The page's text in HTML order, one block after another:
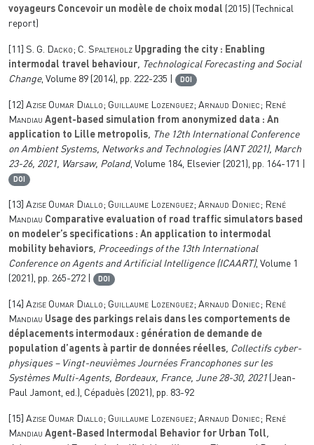
voyageurs Concevoir un modèle de choix modal (2015) (Technical
report)
[11] S. G. Dacko; C. Spalteholz Upgrading the city : Enabling
intermodal travel behaviour, Technological Forecasting and Social
Change, Volume 89 (2014), pp. 222-235 | DOI
[12] Azise Oumar Diallo; Guillaume Lozenguez; Arnaud Doniec; René
Mandiau Agent-based simulation from anonymized data : An
application to Lille metropolis, The 12th International Conference
on Ambient Systems, Networks and Technologies (ANT 2021), March
23-26, 2021, Warsaw, Poland, Volume 184, Elsevier (2021), pp. 164-171 |
DOI
[13] Azise Oumar Diallo; Guillaume Lozenguez; Arnaud Doniec; René
Mandiau Comparative evaluation of road traffic simulators based
on modeler’s specifications : An application to intermodal
mobility behaviors, Proceedings of the 13th International
Conference on Agents and Artificial Intelligence (ICAART), Volume 1
(2021), pp. 265-272 |
DOI
[14] Azise Oumar Diallo; Guillaume Lozenguez; Arnaud Doniec; René
Mandiau Usage des parkings relais dans les comportements de
déplacements intermodaux : génération de demande de
population d’agents à partir de données réelles, Collectifs cyber-
physiques – Vingt-neuvièmes Journées Francophones sur les
Systèmes Multi-Agents, Bordeaux, France, June 28-30, 2021 (Jean-
Paul Jamont, ed.), Cépaduès (2021), pp. 83-92
[15] Azise Oumar Diallo; Guillaume Lozenguez; Arnaud Doniec; René
Mandiau Agent-Based Intermodal Behavior for Urban Toll,